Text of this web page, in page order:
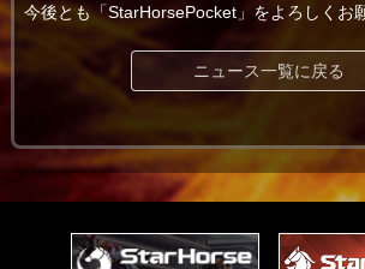
今後とも「StarHorsePocket」をよろしくお
ニュース一覧に戻る